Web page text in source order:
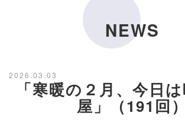
NEWS
2026.03.03
「寒暖の２月、今日
屋」（191回）